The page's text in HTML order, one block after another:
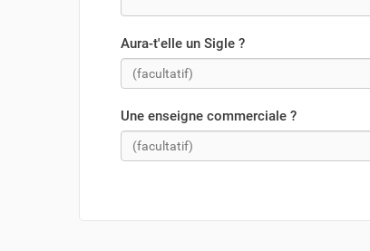
Aura-t'elle un Sigle ?
Une enseigne commerciale ?